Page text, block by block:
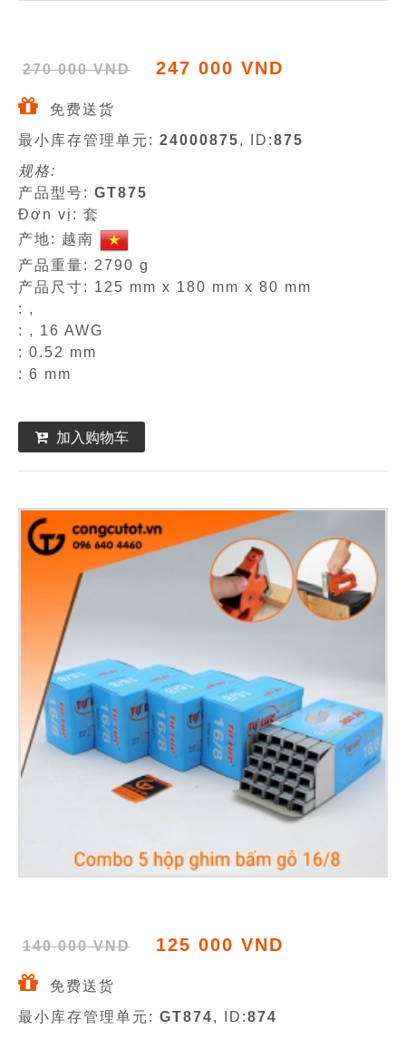
270 000 VND 247 000 VND
免费送货
最小库存管理单元: 24000875, ID:875
规格:
产品型号: GT875
Đơn vị: 套
产地: 越南
产品重量: 2790 g
产品尺寸: 125 mm x 180 mm x 80 mm
: ,
: , 16 AWG
: 0.52 mm
: 6 mm
加入购物车
140 000 VND 125 000 VND
免费送货
最小库存管理单元: GT874, ID:874